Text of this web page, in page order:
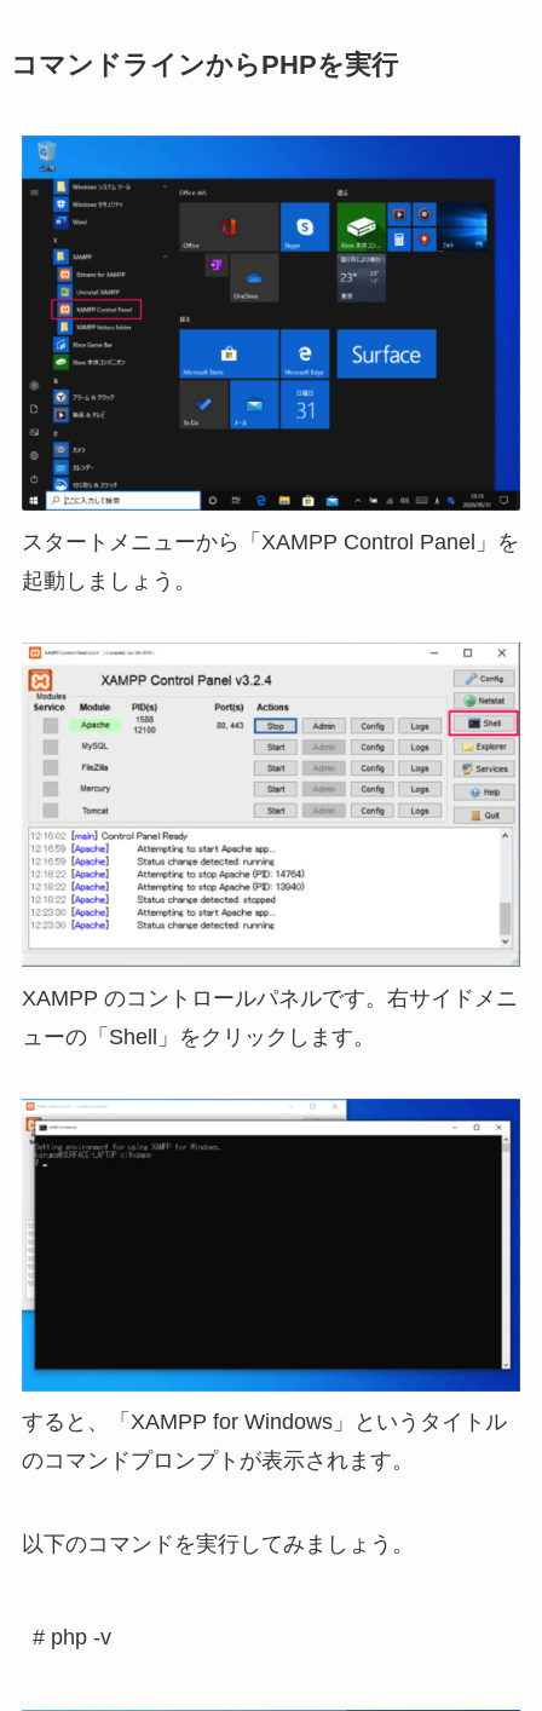
コマンドラインからPHPを実行
スタートメニューから「XAMPP Control Panel」を
起動しましょう。
XAMPP のコントロールパネルです。右サイドメニ
ューの「Shell」をクリックします。
すると、「XAMPP for Windows」というタイトル
のコマンドプロンプトが表示されます。
以下のコマンドを実行してみましょう。
# php -v